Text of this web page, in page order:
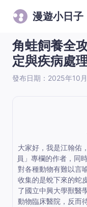
漫遊小日子
角蛙飼養全
定與疾病處
發布日期：2025年10
大家好，我是江翰佑
員」專欄的作者，同
對各種動物有難以言
收集的是蛻下來的蛇
了國立中興大學獸醫
動物臨床醫院，反而